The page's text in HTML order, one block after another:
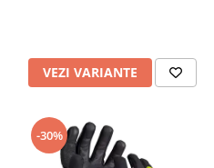
VEZI VARIANTE
-30%